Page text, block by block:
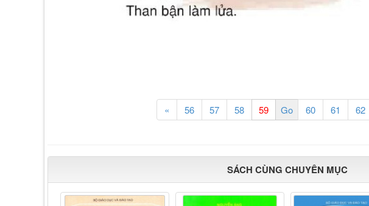
« 56 57 58 60 61 62
SÁCH CÙNG CHUYÊN MỤC